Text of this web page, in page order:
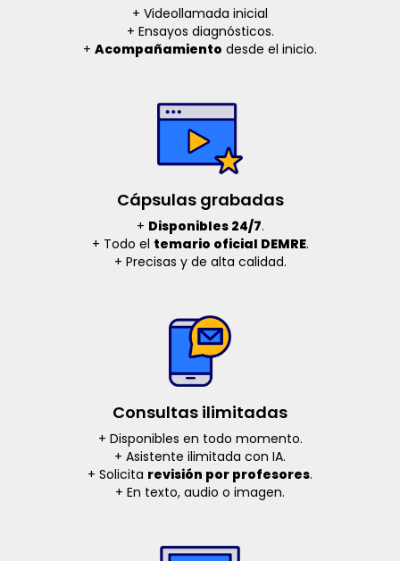
+ Videollamada inicial
+ Ensayos diagnósticos.
+ Acompañamiento desde el inicio.
Cápsulas grabadas
+ Disponibles 24/7.
+ Todo el temario oficial DEMRE.
+ Precisas y de alta calidad.
Consultas ilimitadas
+ Disponibles en todo momento.
+ Asistente ilimitada con IA.
+ Solicita revisión por profesores.
+ En texto, audio o imagen.